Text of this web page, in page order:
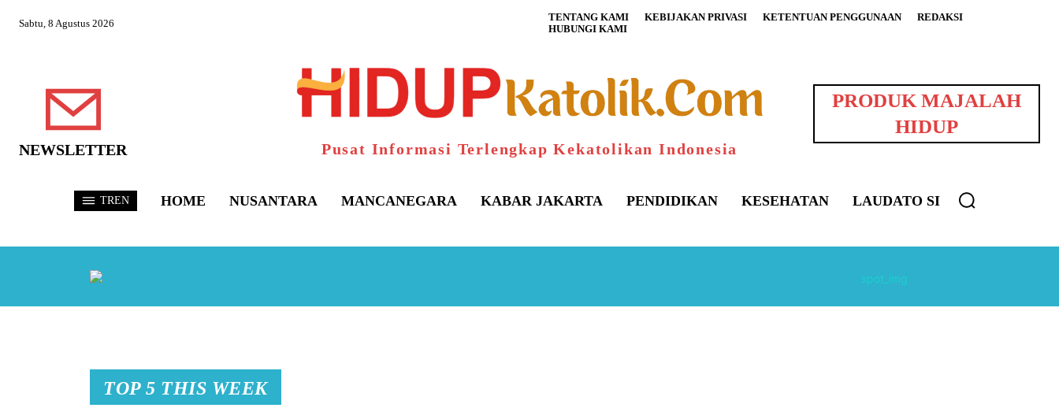
Sabtu, 8 Agustus 2026 TENTANG KAMI KEBIJAKAN PRIVASI KETENTUAN PENGGUNAAN
REDAKSI
HUBUNGI KAMI
NEWSLETTER Pusat Informasi Terlengkap Kekatolikan Indonesia
PRODUK MAJALAH
HIDUP
TREN HOME NUSANTARA MANCANEGARA KABAR JAKARTA PENDIDIKAN KESEHATAN LAUDATO SI
TOP 5 THIS WEEK